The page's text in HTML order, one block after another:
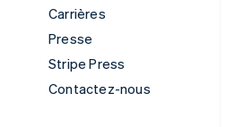
Carrières
Presse
Stripe Press
Contactez-nous